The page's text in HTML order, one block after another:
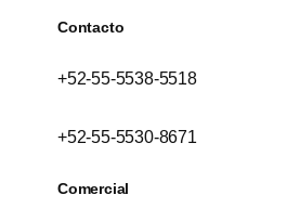
Contacto
+52-55-5538-5518
+52-55-5530-8671
Comercial